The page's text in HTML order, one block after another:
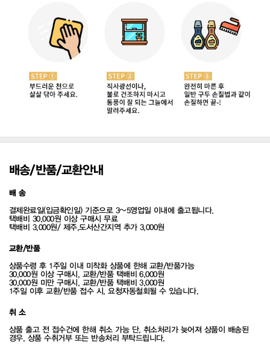
배송/반품/교환안내
배 송
결제완료일(입금확인일) 기준으로 3~5영업일 이내에 출고됩니다.
택배비 30,000원 이상 구매시 무료
택배비 3,000원/ 제주,도서산간지역 추가 3,000원
교환/반품
상품수령 후 1주일 이내 미착화 상품에 한해 교환/반품가능
30,000원 이상 구매시, 교환/반품 택배비 6,000원
30,000원 미만 구매시, 교환/반품 택배비 3,000원
1주일 이후 교환/반품 접수 시, 요청자동철회될 수 있습니다.
취 소
상품 출고 전 접수건에 한해 취소 가능 단, 취소처리가 늦어져 상품이 배송된
경우, 상품 수취거부 또는 반송처리 부탁드립니다.